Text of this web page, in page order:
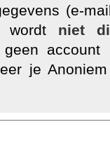
(e-
wordt niet
geen
je